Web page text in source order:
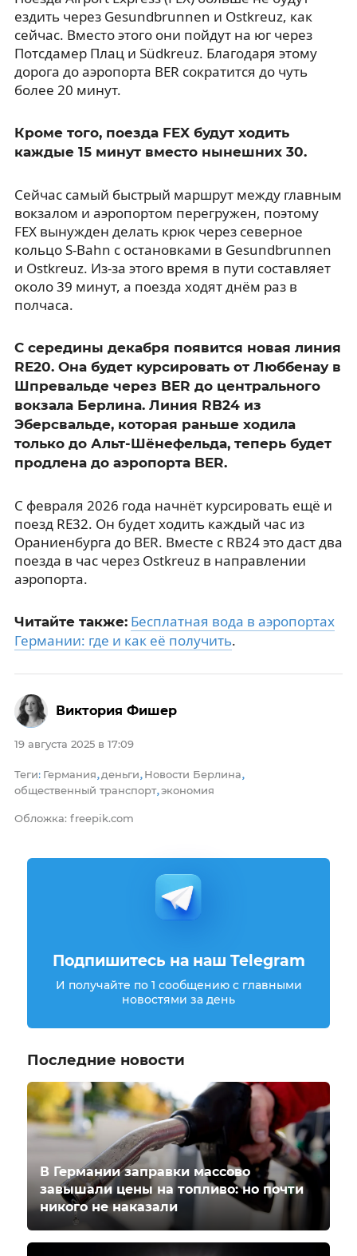
ездить через Gesundbrunnen и Ostkreuz, как
сейчас. Вместо этого они пойдут на юг через
Потсдамер Плац и Südkreuz. Благодаря этому
дорога до аэропорта BER сократится до чуть
более 20 минут.
Кроме того, поезда FEX будут ходить
каждые 15 минут вместо нынешних 30.
Сейчас самый быстрый маршрут между главным
вокзалом и аэропортом перегружен, поэтому
FEX вынужден делать крюк через северное
кольцо S-Bahn с остановками в Gesundbrunnen
и Ostkreuz. Из-за этого время в пути составляет
около 39 минут, а поезда ходят днём раз в
полчаса.
С середины декабря появится новая линия
RE20. Она будет курсировать от Люббенау в
Шпревальде через BER до центрального
вокзала Берлина. Линия RB24 из
Эберсвальде, которая раньше ходила
только до Альт-Шёнефельда, теперь будет
продлена до аэропорта BER.
С февраля 2026 года начнёт курсировать ещё и
поезд RE32. Он будет ходить каждый час из
Ораниенбурга до BER. Вместе с RB24 это даст два
поезда в час через Ostkreuz в направлении
аэропорта.
Читайте также: Бесплатная вода в аэропортах
Германии: где и как её получить.
19 августа 2025 в 17:09
Теги: Германия, деньги, Новости Берлина,
общественный транспорт,экономия
Обложка: freepik.com
Виктория Фишер
Подпишитесь на наш Telegram
И получайте по 1 сообщению с главными
новостями за день
Последние новости
В Германии заправки массово
завышали цены на топливо: но почти
никого не наказали